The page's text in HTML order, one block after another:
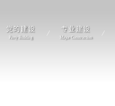
党的建设
Party Building
专业建设
Major Construction